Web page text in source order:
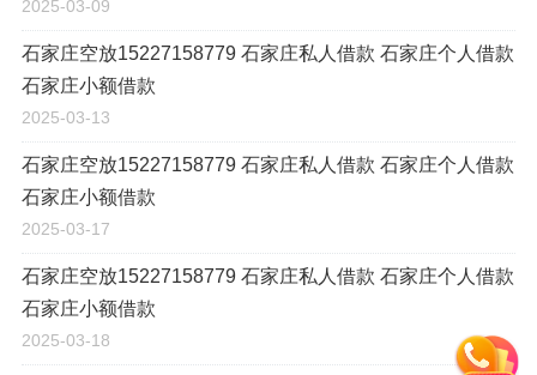
2025-03-09
石家庄空放15227158779 石家庄私人借款 石家庄个人借款
石家庄小额借款
2025-03-13
石家庄空放15227158779 石家庄私人借款 石家庄个人借款
石家庄小额借款
2025-03-17
石家庄空放15227158779 石家庄私人借款 石家庄个人借款
石家庄小额借款
2025-03-18